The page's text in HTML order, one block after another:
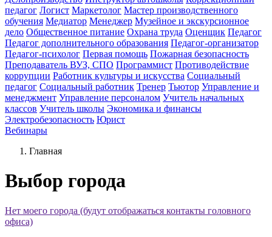
педагог Логист Маркетолог Мастер производственного
обучения Медиатор Менеджер Музейное и экскурсионное
дело Общественное питание Охрана труда Оценщик Педагог
Педагог дополнительного образования Педагог-организатор
Педагог-психолог Первая помощь Пожарная безопасность
Преподаватель ВУЗ, СПО Программист Противодействие
коррупции Работник культуры и искусства Социальный
педагог Социальный работник Тренер Тьютор Управление и
менеджмент Управление персоналом Учитель начальных
классов Учитель школы Экономика и финансы
Электробезопасность Юрист
Вебинары
Главная
Выбор города
Нет моего города (будут отображаться контакты головного
офиса)